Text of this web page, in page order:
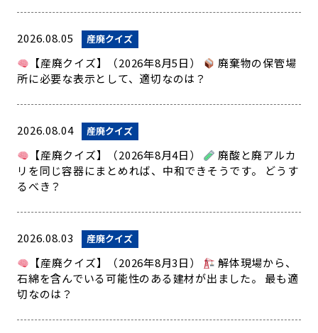
2026.08.05 産廃クイズ
【産廃クイズ】（2026年8月5日）
廃棄物の保管場
所に必要な表示として、適切なのは？
2026.08.04 産廃クイズ
【産廃クイズ】（2026年8月4日）
廃酸と廃アルカ
リを同じ容器にまとめれば、中和できそうです。 どうす
るべき？
2026.08.03 産廃クイズ
【産廃クイズ】（2026年8月3日）
解体現場から、
石綿を含んでいる可能性のある建材が出ました。 最も適
切なのは？